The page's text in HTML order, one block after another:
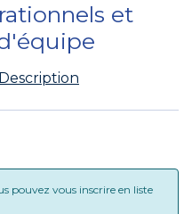
et
Description
pouvez vous inscrire en liste